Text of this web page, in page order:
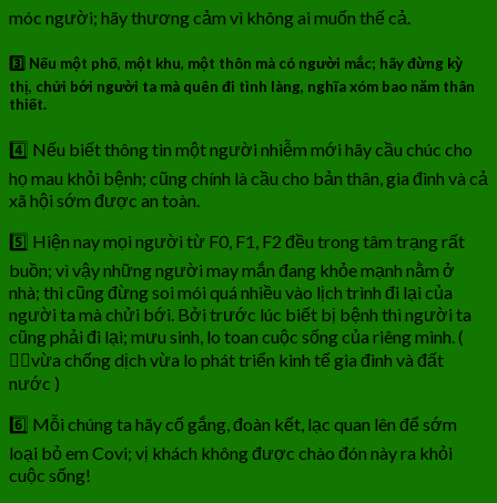
móc người; hãy thương cảm vì không ai muốn thế cả.
3️⃣ Nếu một phố, một khu, một thôn mà có người mắc; hãy đừng kỳ
thị, chửi bới người ta mà quên đi tình làng, nghĩa xóm bao năm thân
thiết.
4️⃣ Nếu biết thông tin một người nhiễm mới hãy cầu chúc cho
họ mau khỏi bệnh; cũng chính là cầu cho bản thân, gia đình và cả
xã hội sớm được an toàn.
5️⃣ Hiện nay mọi người từ F0, F1, F2 đều trong tâm trạng rất
buồn; vì vậy những người may mắn đang khỏe mạnh nằm ở
nhà; thì cũng đừng soi mói quá nhiều vào lịch trình đi lại của
người ta mà chửi bới. Bởi trước lúc biết bị bệnh thì người ta
cũng phải đi lại; mưu sinh, lo toan cuộc sống của riêng mình. (
👨‍⚖vừa chống dịch vừa lo phát triển kinh tế gia đình và đất
nước )
6️⃣ Mỗi chúng ta hãy cố gắng, đoàn kết, lạc quan lên để sớm
loại bỏ em Covi; vị khách không được chào đón này ra khỏi
cuộc sống!